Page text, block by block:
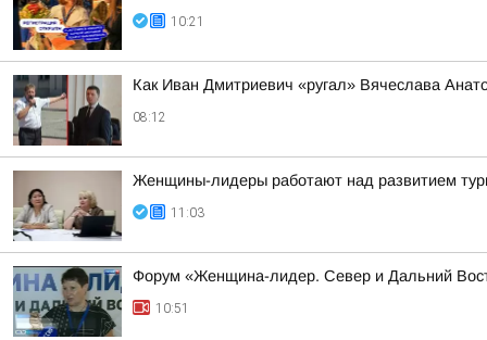
10:21
Как Иван Дмитриевич «ругал» Вячеслава
08:12
Женщины-лидеры работают над развитием
11:03
Форум «Женщина-лидер. Север и Дальний
10:51